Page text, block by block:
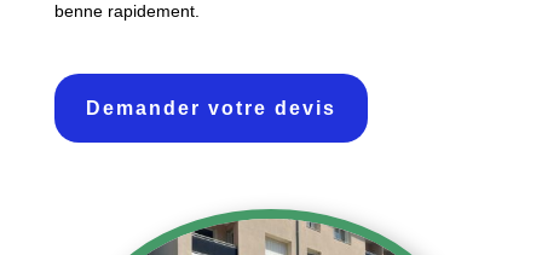
benne rapidement.
Demander votre devis